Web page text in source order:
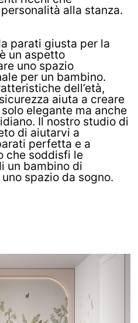
alla stanza.
parati giusta per la
un aspetto
uno spazio
per un bambino.
dell’età,
aiuta a creare
elegante ma anche
Il nostro studio di
di aiutarvi a
perfetta e a
che soddisfi le
un bambino di
spazio da sogno.